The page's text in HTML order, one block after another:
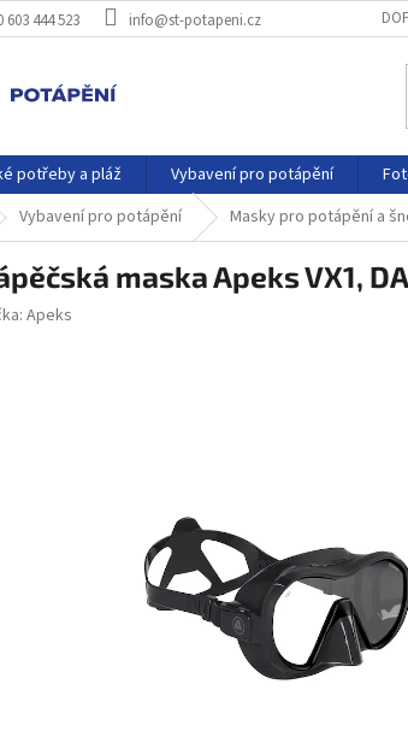
603 444 523 info@st-potapeni.cz
potřeby a pláž Vybavení pro potápění
Vybavení pro potápění Masky pro potápění a
maska Apeks VX1,
Apeks